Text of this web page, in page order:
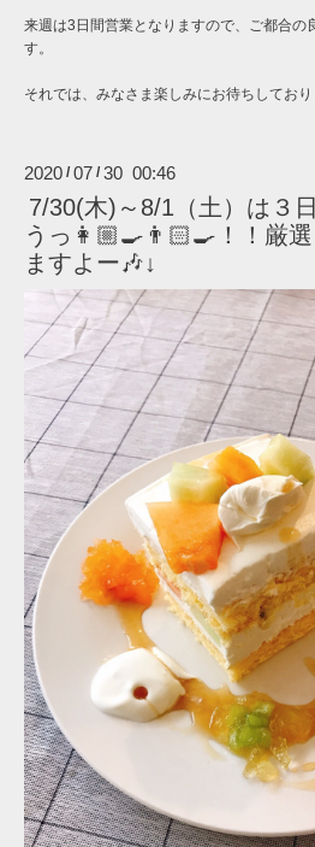
来週は3日間営業となりますので、ご都合の
す。
それでは、みなさま楽しみにお待ちしてお
2020 / 07 / 30 00:46
7/30(木)～8/1（土）は３
うっ👩🏼‍🍳👨🏻‍🍳！！厳
ますよー🎶↓